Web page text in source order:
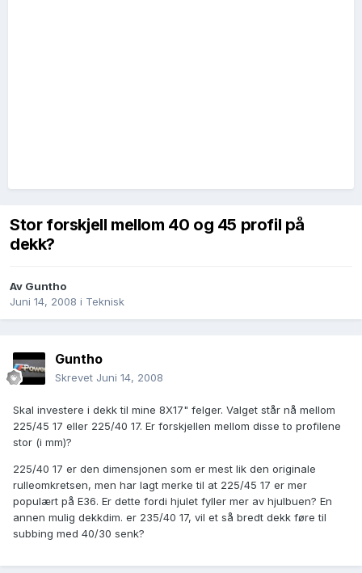
Stor forskjell mellom 40 og 45 profil på
dekk?
Av Guntho
Juni 14, 2008 i Teknisk
Guntho
Skrevet Juni 14, 2008
Skal investere i dekk til mine 8X17" felger. Valget står nå mellom
225/45 17 eller 225/40 17. Er forskjellen mellom disse to profilene
stor (i mm)?
225/40 17 er den dimensjonen som er mest lik den originale
rulleomkretsen, men har lagt merke til at 225/45 17 er mer
populært på E36. Er dette fordi hjulet fyller mer av hjulbuen? En
annen mulig dekkdim. er 235/40 17, vil et så bredt dekk føre til
subbing med 40/30 senk?